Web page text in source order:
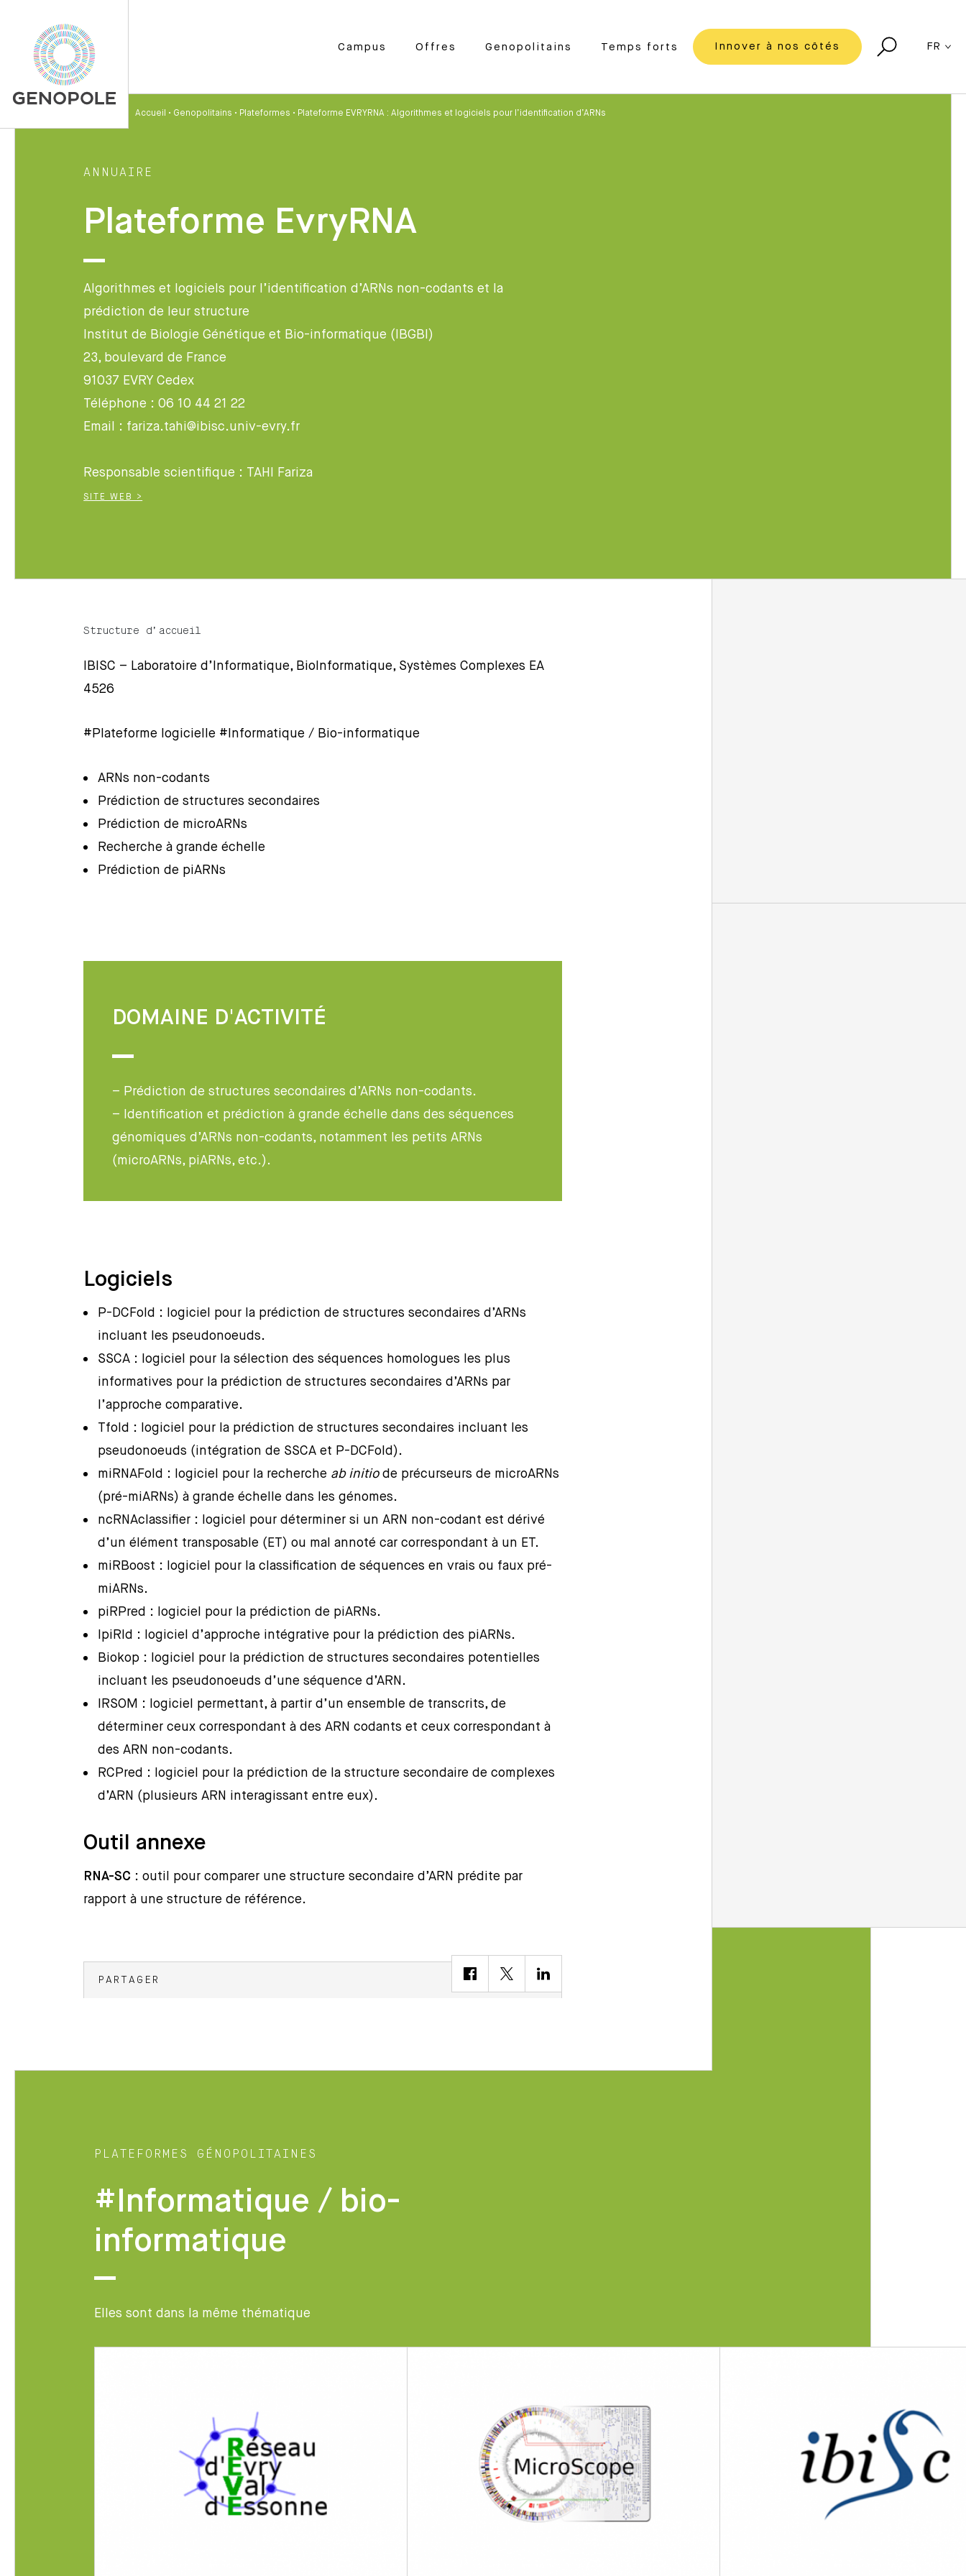
Campus Offres Genopolitains Temps forts Innover à nos côtés FR
Accueil • Genopolitains • Plateformes • Plateforme EVRYRNA : Algorithmes et logiciels pour l’identification d’ARNs
ANNUAIRE
Plateforme EvryRNA
Algorithmes et logiciels pour l’identification d’ARNs non-codants et la
prédiction de leur structure
Institut de Biologie Génétique et Bio-informatique (IBGBI)
23, boulevard de France
91037 EVRY Cedex
Téléphone : 06 10 44 21 22
Email : fariza.tahi@ibisc.univ-evry.fr
Responsable scientifique : TAHI Fariza
SITE WEB >
Structure d’accueil
IBISC – Laboratoire d’Informatique, BioInformatique, Systèmes Complexes EA
4526
#Plateforme logicielle #Informatique / Bio-informatique
ARNs non-codants
Prédiction de structures secondaires
Prédiction de microARNs
Recherche à grande échelle
Prédiction de piARNs
DOMAINE D'ACTIVITÉ
– Prédiction de structures secondaires d’ARNs non-codants.
– Identification et prédiction à grande échelle dans des séquences
génomiques d’ARNs non-codants, notamment les petits ARNs
(microARNs, piARNs, etc.).
Logiciels
P-DCFold : logiciel pour la prédiction de structures secondaires d’ARNs
incluant les pseudonoeuds.
SSCA : logiciel pour la sélection des séquences homologues les plus
informatives pour la prédiction de structures secondaires d’ARNs par
l’approche comparative.
Tfold : logiciel pour la prédiction de structures secondaires incluant les
pseudonoeuds (intégration de SSCA et P-DCFold).
miRNAFold : logiciel pour la recherche ab initiode précurseurs de microARNs
(pré-miARNs) à grande échelle dans les génomes.
ncRNAclassifier : logiciel pour déterminer si un ARN non-codant est dérivé
d’un élément transposable (ET) ou mal annoté car correspondant à un ET.
miRBoost : logiciel pour la classification de séquences en vrais ou faux pré-
miARNs.
piRPred : logiciel pour la prédiction de piARNs.
IpiRId : logiciel d’approche intégrative pour la prédiction des piARNs.
Biokop : logiciel pour la prédiction de structures secondaires potentielles
incluant les pseudonoeuds d’une séquence d’ARN.
IRSOM : logiciel permettant, à partir d’un ensemble de transcrits, de
déterminer ceux correspondant à des ARN codants et ceux correspondant à
des ARN non-codants.
RCPred : logiciel pour la prédiction de la structure secondaire de complexes
d’ARN (plusieurs ARN interagissant entre eux).
Outil annexe
RNA-SC : outil pour comparer une structure secondaire d’ARN prédite par
rapport à une structure de référence.
PARTAGER
PLATEFORMES GÉNOPOLITAINES
#Informatique / bio-
informatique
Elles sont dans la même thématique